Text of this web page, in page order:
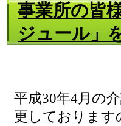
事業所の皆
ジュール」
平成30年4月の
更しております